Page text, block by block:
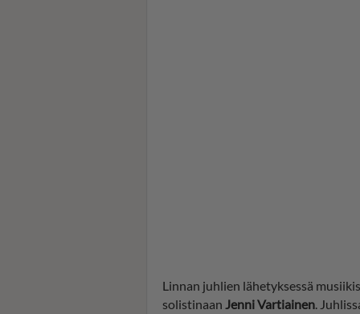
Linnan juhlien lähetyksessä
solistinaan Jenni Vartiainen.